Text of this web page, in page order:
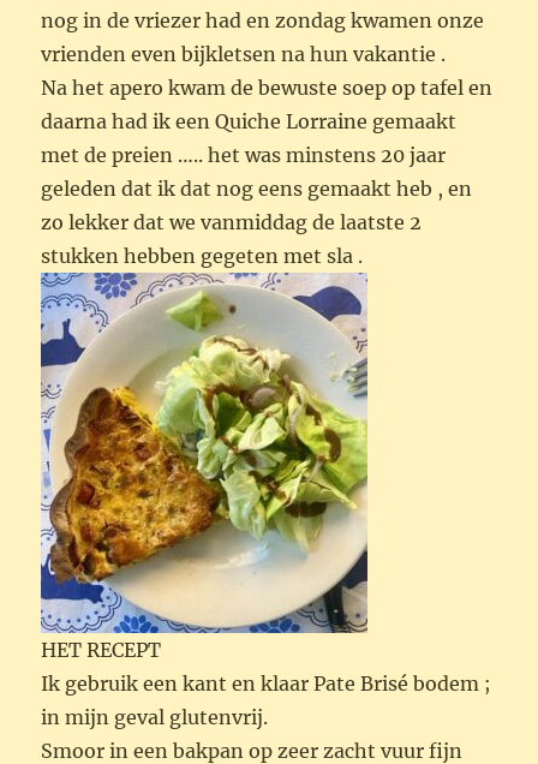
nog in de vriezer had en zondag kwamen onze
vrienden even bijkletsen na hun vakantie .
Na het apero kwam de bewuste soep op tafel en
daarna had ik een Quiche Lorraine gemaakt
met de preien ….. het was minstens 20 jaar
geleden dat ik dat nog eens gemaakt heb , en
zo lekker dat we vanmiddag de laatste 2
stukken hebben gegeten met sla .
HET RECEPT
Ik gebruik een kant en klaar Pate Brisé bodem ;
in mijn geval glutenvrij.
Smoor in een bakpan op zeer zacht vuur fijn